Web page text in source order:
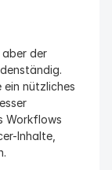
aber der
ein nützliches
Workflows
Inhalte,